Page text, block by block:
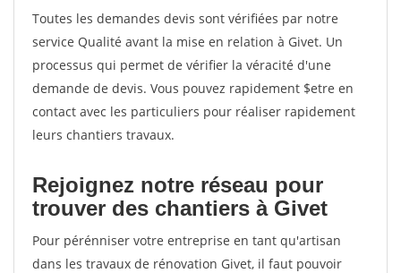
Toutes les demandes devis sont vérifiées par notre
service Qualité avant la mise en relation à Givet. Un
processus qui permet de vérifier la véracité d'une
demande de devis. Vous pouvez rapidement $etre en
contact avec les particuliers pour réaliser rapidement
leurs chantiers travaux.
Rejoignez notre réseau pour
trouver des chantiers à Givet
Pour pérénniser votre entreprise en tant qu'artisan
dans les travaux de rénovation Givet, il faut pouvoir